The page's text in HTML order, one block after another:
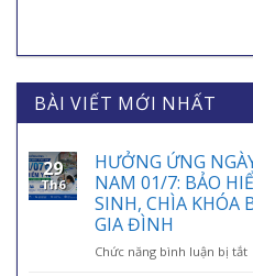
BÀI VIẾT MỚI NHẤT
29
Th6
HƯỞNG ỨNG
NAM 01/7: BẢO
SINH, CHÌA KHÓA
GIA ĐÌNH
Chức năng bình luận bị tắtở